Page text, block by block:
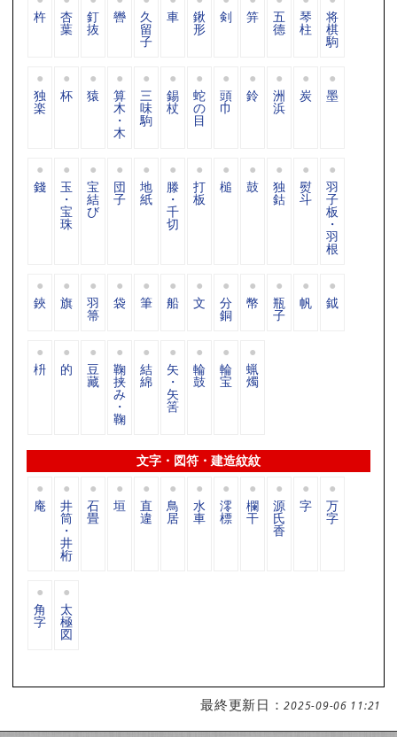
杵 杏
葉
釘
抜
轡 久
留
子
車 鍬
形
剣 笄 五
德
琴
柱
将
棋
駒
独
楽
杯 猿 算
木
・
木
三
味
駒
錫
杖
蛇
の
目
頭
巾
鈴 洲
浜
炭 墨
錢 玉
・
宝
珠
宝
結
び
団
子
地
紙
滕
・
千
切
打
板
槌 鼓 独
鈷
熨
斗
羽
子
板
・
羽
根
鋏 旗 羽
箒
袋 筆 船 文 分
銅
幣 瓶
子
帆 鉞
枡 的 豆
藏
鞠
挟
み
・
鞠
結
綿
矢
・
矢
筈
輪
鼓
輪
宝
蝋
燭
文字・図符・建造紋紋
庵 井
筒
・
井
桁
石
畳
垣 直
違
鳥
居
水
車
澪
標
欄
干
源
氏
香
字 万
字
角
字
太
極
図
最終更新日：2025-09-06 11:21